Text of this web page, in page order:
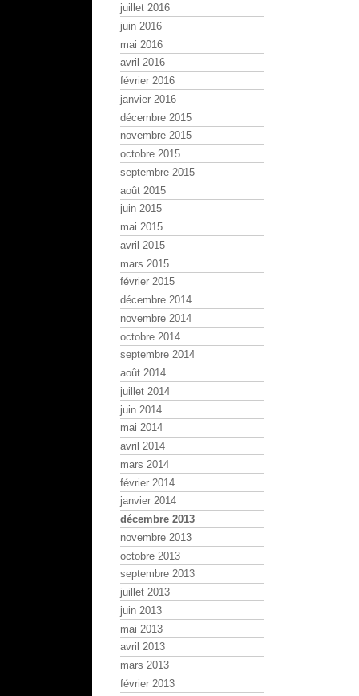
juillet 2016
juin 2016
mai 2016
avril 2016
février 2016
janvier 2016
décembre 2015
novembre 2015
octobre 2015
septembre 2015
août 2015
juin 2015
mai 2015
avril 2015
mars 2015
février 2015
décembre 2014
novembre 2014
octobre 2014
septembre 2014
août 2014
juillet 2014
juin 2014
mai 2014
avril 2014
mars 2014
février 2014
janvier 2014
décembre 2013
novembre 2013
octobre 2013
septembre 2013
juillet 2013
juin 2013
mai 2013
avril 2013
mars 2013
février 2013